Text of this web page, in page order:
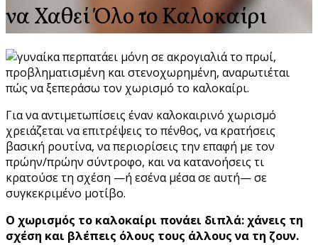
να Χαθεί Όλο το Καλοκαίρι
Για να αντιμετωπίσεις έναν καλοκαιρινό χωρισμό
χρειάζεται να επιτρέψεις το πένθος, να κρατήσεις
βασική ρουτίνα, να περιορίσεις την επαφή με τον
πρώην/πρώην σύντροφο, και να κατανοήσεις τι
κρατούσε τη σχέση —ή εσένα μέσα σε αυτή— σε
συγκεκριμένο μοτίβο.
Ο χωρισμός το καλοκαίρι πονάει διπλά: χάνεις τη
σχέση και βλέπεις όλους τους άλλους να τη ζουν.